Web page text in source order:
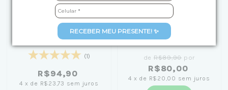
RECEBER MEU PRESENTE! ✨
Colar de Cristais Azuis
Olho Grego e Coração
40cm Banhado em Ouro
18K
(1)
R$94,90
4 x de R$23,73 sem juros
Colar Gota 45cm
Banhado em Ouro 18K
de R$89,90 por
R$80,00
4 x de R$20,00 sem juros